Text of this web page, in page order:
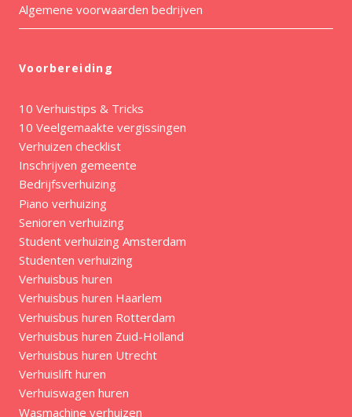
Algemene voorwaarden bedrijven
Voorbereiding
10 Verhuistips & Tricks
10 Veelgemaakte vergissingen
Verhuizen checklist
Inschrijven gemeente
Bedrijfsverhuizing
Piano verhuizing
Senioren verhuizing
Student verhuizing Amsterdam
Studenten verhuizing
Verhuisbus huren
Verhuisbus huren Haarlem
Verhuisbus huren Rotterdam
Verhuisbus huren Zuid-Holland
Verhuisbus huren Utrecht
Verhuislift huren
Verhuiswagen huren
Wasmachine verhuizen